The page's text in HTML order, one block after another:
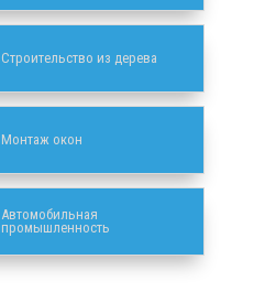
Строительство из дерева
Монтаж окон
Автомобильная
промышленность